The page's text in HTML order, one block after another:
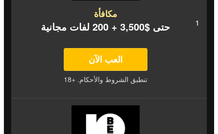
مكافأة
حتى $3,500 + 200 لفات مجانية
العب الآن
تنطبق الشروط والأحكام. +18